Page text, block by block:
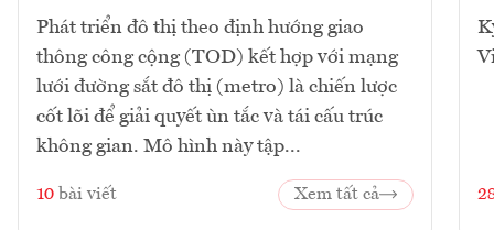
Phát triển đô thị theo định hướng giao
thông công cộng (TOD) kết hợp với mạng
lưới đường sắt đô thị (metro) là chiến lược
cốt lõi để giải quyết ùn tắc và tái cấu trúc
không gian. Mô hình này tập...
10 bài viết Xem tất cả